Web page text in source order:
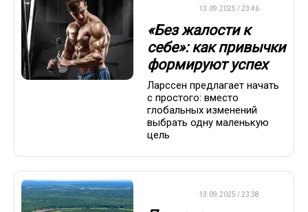
13.09.2025 / 23:46
«Без жалости к
себе»: как привычки
формируют успех
Ларссен предлагает начать
с простого: вместо
глобальных изменений
выбрать одну маленькую
цель
13.09.2025 / 23:38